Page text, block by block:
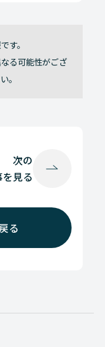
す。
る可能性がござ
。
る
次の
見る